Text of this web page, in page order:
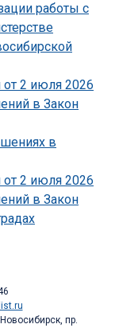
работы с
от 2 июля 2026
в Закон
в
от 2 июля 2026
в Закон
пр.